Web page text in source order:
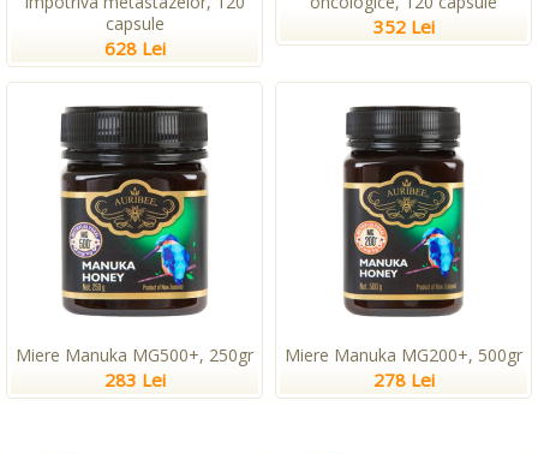
capsule
628 Lei
352 Lei
Miere Manuka MG500+, 250gr
283 Lei
Miere Manuka MG200+, 500gr
278 Lei